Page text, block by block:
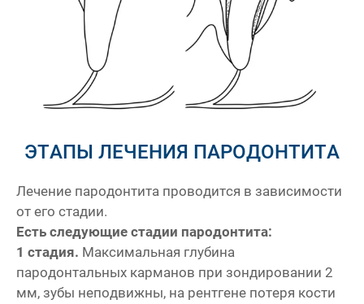
ЭТАПЫ ЛЕЧЕНИЯ ПАРОДОНТИТА
Лечение пародонтита проводится в зависимости
от его стадии.
Есть следующие стадии пародонтита:
1 стадия. Максимальная глубина
пародонтальных карманов при зондировании 2
мм, зубы неподвижны, на рентгене потеря кости